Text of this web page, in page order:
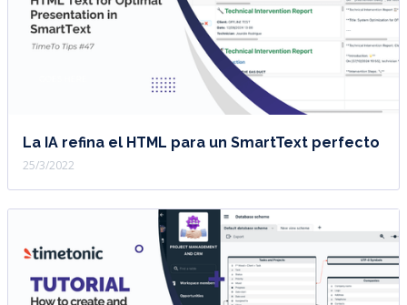
La IA refina el HTML para un SmartText perfecto
25/3/2022